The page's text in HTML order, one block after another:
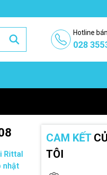
Hotline
028
Rittal
nhật
CAM KẾT
TÔI